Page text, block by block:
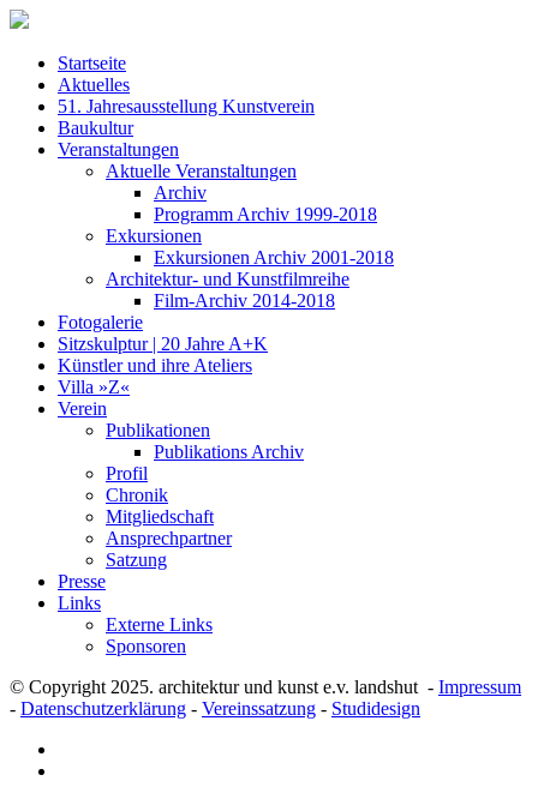
Startseite
Aktuelles
51. Jahresausstellung Kunstverein
Baukultur
Veranstaltungen
Aktuelle Veranstaltungen
Archiv
Programm Archiv 1999-2018
Exkursionen
Exkursionen Archiv 2001-2018
Architektur- und Kunstfilmreihe
Film-Archiv 2014-2018
Fotogalerie
Sitzskulptur | 20 Jahre A+K
Künstler und ihre Ateliers
Villa »Z«
Verein
Publikationen
Publikations Archiv
Profil
Chronik
Mitgliedschaft
Ansprechpartner
Satzung
Presse
Links
Externe Links
Sponsoren
© Copyright 2025. architektur und kunst e.v. landshut - Impressum
- Datenschutzerklärung - Vereinssatzung - Studidesign